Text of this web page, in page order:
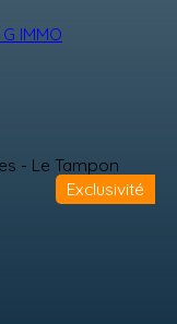
Exclusivité